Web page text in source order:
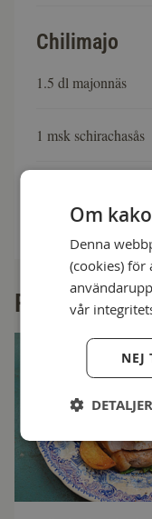
Chilimajo
1.5 dl majonnäs
1 msk schirachasås
Fler goda
Om
Denna
(cookies)
vår
NEJ
DETALJER